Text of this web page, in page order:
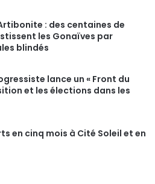
: des centaines de
les Gonaïves par
blindés
lance un « Front du
et les élections dans les
en cinq mois à Cité Soleil et en